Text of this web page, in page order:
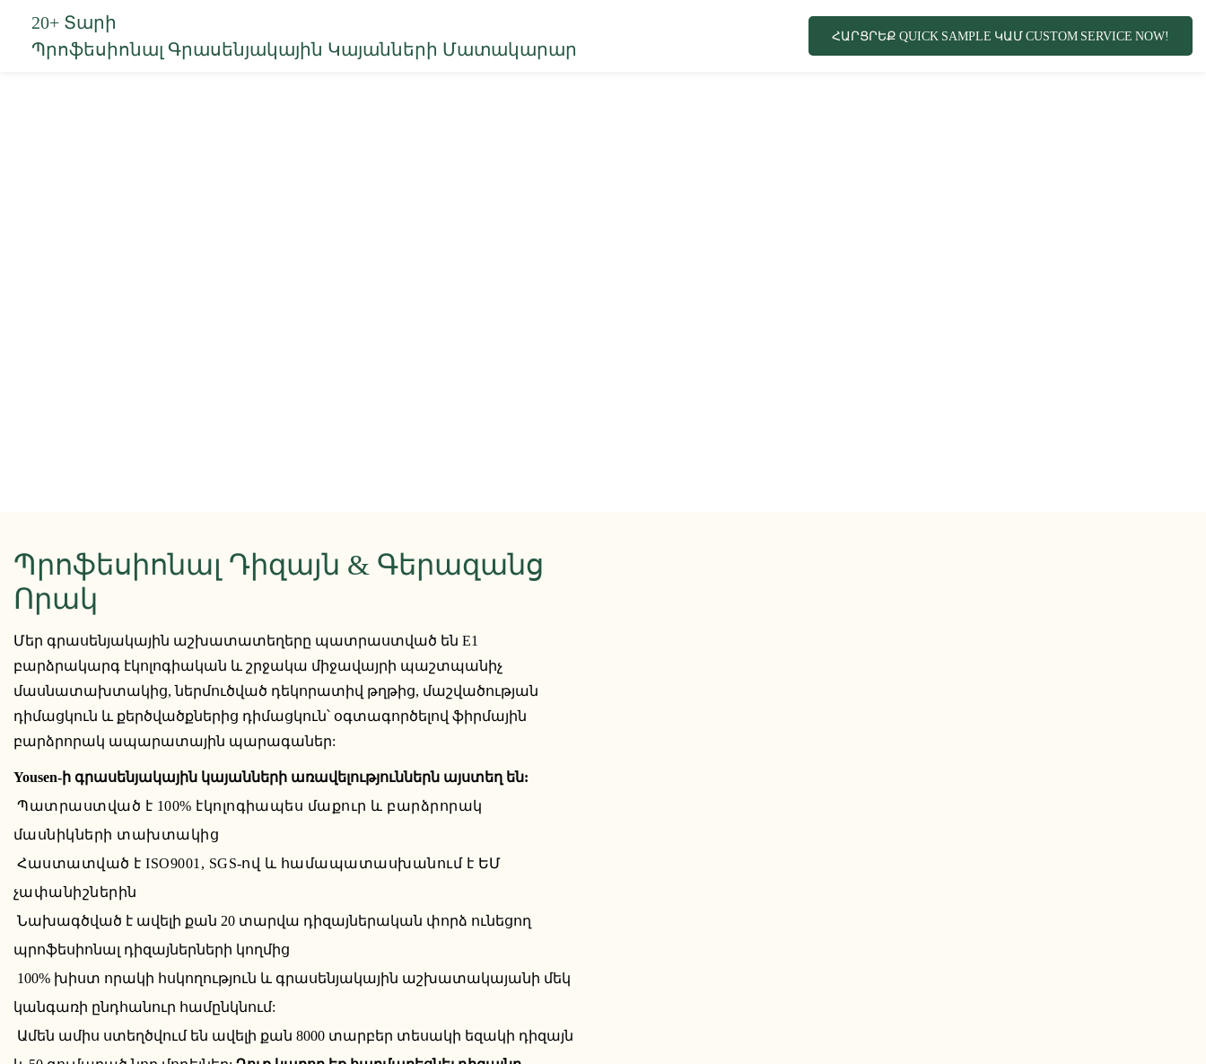
20+ Տարի
Պրոֆեսիոնալ Գրասենյակային Կայանների Մատակարար
ՀԱՐՑՐԵՔ QUICK SAMPLE ԿԱՄ CUSTOM SERVICE NOW!
Պրոֆեսիոնալ Դիզայն & Գերազանց
Որակ
Մեր գրասենյակային աշխատատեղերը պատրաստված են E1
բարձրակարգ էկոլոգիական և շրջակա միջավայրի պաշտպանիչ
մասնատախտակից, ներմուծված դեկորատիվ թղթից, մաշվածության
դիմացկուն և քերծվածքներից դիմացկուն՝ օգտագործելով ֆիրմային
բարձրորակ ապարատային պարագաներ:
Yousen-ի գրասենյակային կայանների առավելություններն այստեղ են:
Պատրաստված է 100% էկոլոգիապես մաքուր և բարձրորակ
մասնիկների տախտակից
Հաստատված է ISO9001, SGS-ով և համապատասխանում է ԵՄ
չափանիշներին
Նախագծված է ավելի քան 20 տարվա դիզայներական փորձ ունեցող
պրոֆեսիոնալ դիզայներների կողմից
100% խիստ որակի հսկողություն և գրասենյակային աշխատակայանի մեկ
կանգառի ընդհանուր համընկնում:
Ամեն ամիս ստեղծվում են ավելի քան 8000 տարբեր տեսակի եզակի դիզայն